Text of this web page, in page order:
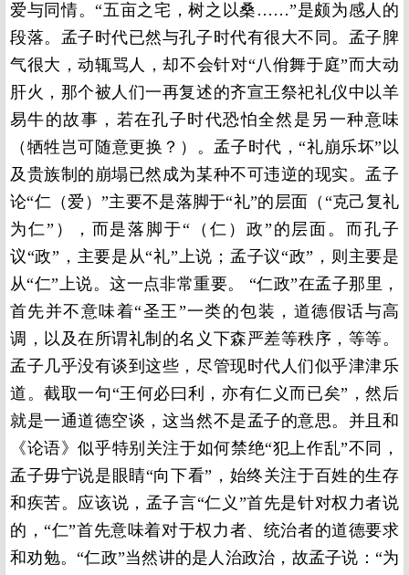
爱与同情。“五亩之宅，树之以桑……”是颇为感人的
段落。孟子时代已然与孔子时代有很大不同。孟子脾
气很大，动辄骂人，却不会针对“八佾舞于庭”而大动
肝火，那个被人们一再复述的齐宣王祭祀礼仪中以羊
易牛的故事，若在孔子时代恐怕全然是另一种意味
（牺牲岂可随意更换？）。孟子时代，“礼崩乐坏”以
及贵族制的崩塌已然成为某种不可违逆的现实。孟子
论“仁（爱）”主要不是落脚于“礼”的层面（“克己复礼
为仁”），而是落脚于“（仁）政”的层面。而孔子
议“政”，主要是从“礼”上说；孟子议“政”，则主要是
从“仁”上说。这一点非常重要。 “仁政”在孟子那里，
首先并不意味着“圣王”一类的包装，道德假话与高
调，以及在所谓礼制的名义下森严差等秩序，等等。
孟子几乎没有谈到这些，尽管现时代人们似乎津津乐
道。截取一句“王何必曰利，亦有仁义而已矣”，然后
就是一通道德空谈，这当然不是孟子的意思。并且和
《论语》似乎特别关注于如何禁绝“犯上作乱”不同，
孟子毋宁说是眼睛“向下看”，始终关注于百姓的生存
和疾苦。应该说，孟子言“仁义”首先是针对权力者说
的，“仁”首先意味着对于权力者、统治者的道德要求
和劝勉。“仁政”当然讲的是人治政治，故孟子说：“为